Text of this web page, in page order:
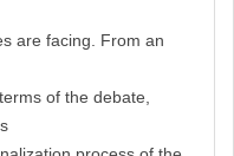
are facing. From an
of the debate,